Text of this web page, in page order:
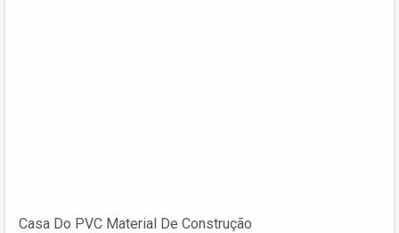
Casa Do PVC Material De Construção